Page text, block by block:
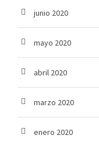
junio 2020
mayo 2020
abril 2020
marzo 2020
enero 2020